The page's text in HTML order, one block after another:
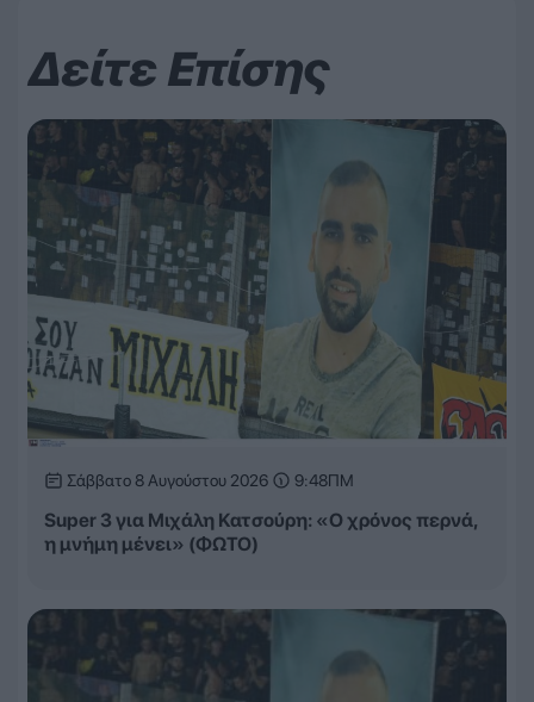
Δείτε Επίσης
Σάββατο 8 Αυγούστου 2026 9:48ΠΜ
Super 3 για Μιχάλη Κατσούρη: «Ο χρόνος περνά,
η μνήμη μένει» (ΦΩΤΟ)